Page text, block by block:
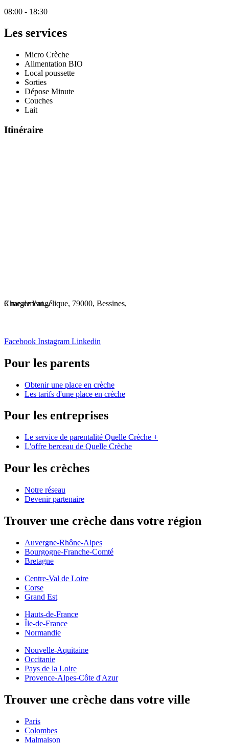
08:00 - 18:30
Les services
Micro Crèche
Alimentation BIO
Local poussette
Sorties
Dépose Minute
Couches
Lait
Itinéraire
Chargement...
3 rue de l’angélique, 79000, Bessines,
Facebook Instagram Linkedin
Pour les parents
Obtenir une place en crèche
Les tarifs d'une place en crèche
Pour les entreprises
Le service de parentalité Quelle Crèche +
L'offre berceau de Quelle Crèche
Pour les crèches
Notre réseau
Devenir partenaire
Trouver une crèche dans votre région
Auvergne-Rhône-Alpes
Bourgogne-Franche-Comté
Bretagne
Centre-Val de Loire
Corse
Grand Est
Hauts-de-France
Île-de-France
Normandie
Nouvelle-Aquitaine
Occitanie
Pays de la Loire
Provence-Alpes-Côte d'Azur
Trouver une crèche dans votre ville
Paris
Colombes
Malmaison